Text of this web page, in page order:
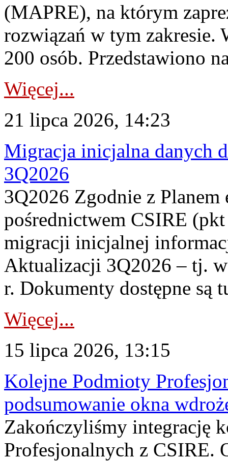
(MAPRE), na którym
rozwiązań w tym zakresie.
200 osób. Przedstawiono
Więcej...
21 lipca 2026, 14:23
Migracja inicjalna danych
3Q2026
3Q2026 Zgodnie z
pośrednictwem CSIRE
migracji inicjalnej
Aktualizacji 3Q2026 – tj.
r. Dokumenty dostępne są
Więcej...
15 lipca 2026, 13:15
Kolejne Podmioty
podsumowanie okna
Zakończyliśmy integrację
Profesjonalnych z CSIRE.